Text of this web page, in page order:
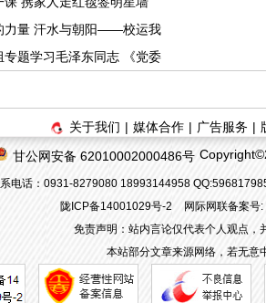
力量 汗水与朝阳——校运我
专题学习毛泽东同志 《党委
关于我们 | 媒体合作 | 广告服务 |
甘公网安备 62010002000486号
电话：0931-8279080 18993144958
陇ICP备14001029号-2
网际网联备案
免责声明：站内言论仅代表个人观点，
本站部分文章来源网络，若无意